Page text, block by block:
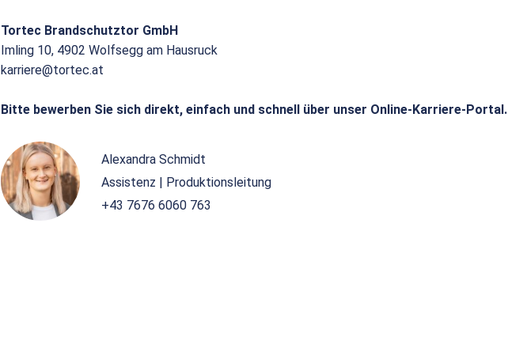
Tortec Brandschutztor GmbH
Imling 10, 4902 Wolfsegg am Hausruck
karriere@tortec.at
Bitte bewerben Sie sich direkt, einfach und schnell über unser Online-Karriere-Portal.
Alexandra Schmidt
Assistenz | Produktionsleitung
+43 7676 6060 763